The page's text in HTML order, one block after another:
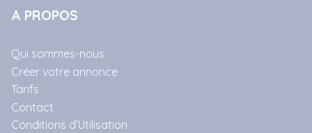
A PROPOS
Qui sommes-nous
Créer votre annonce
Tarifs
Contact
Conditions d’Utilisation